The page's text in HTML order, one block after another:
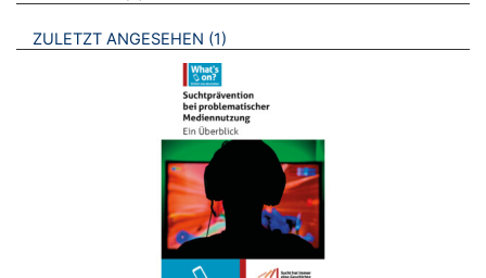
ZULETZT ANGESEHEN 1 BROSCHÜREN